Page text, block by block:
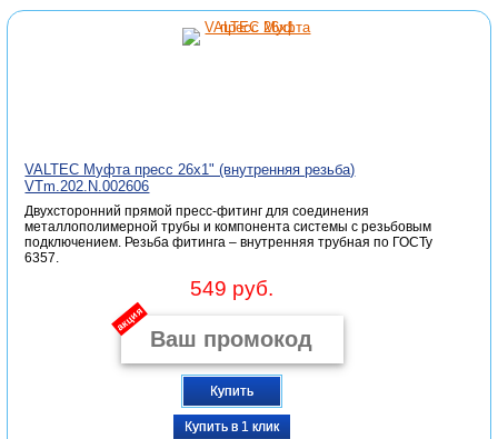
VALTEC Муфта пресс 26х1" (внутренняя резьба)
VTm.202.N.002606
Двухсторонний прямой пресс-фитинг для соединения
металлополимерной трубы и компонента системы с резьбовым
подключением. Резьба фитинга – внутренняя трубная по ГОСТу
6357.
549 руб.
акция
Купить
Купить в 1 клик